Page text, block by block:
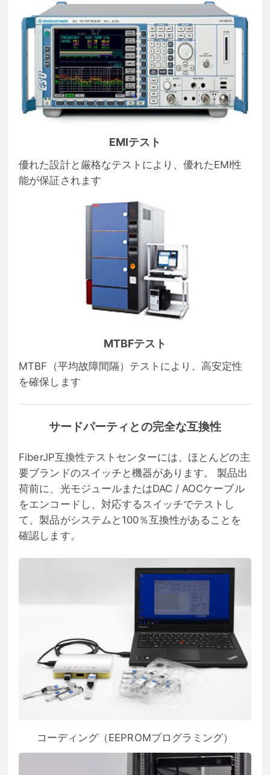
EMIテスト
優れた設計と厳格なテストにより、優れたEMI性
能が保証されます
MTBFテスト
MTBF（平均故障間隔）テストにより、高安定性
を確保します
サードパーティとの完全な互換性
FiberJP互換性テストセンターには、ほとんどの主
要ブランドのスイッチと機器があります。 製品出
荷前に、光モジュールまたはDAC / AOCケーブル
をエンコードし、対応するスイッチでテストし
て、製品がシステムと100％互換性があることを
確認します。
コーディング（EEPROMプログラミング）